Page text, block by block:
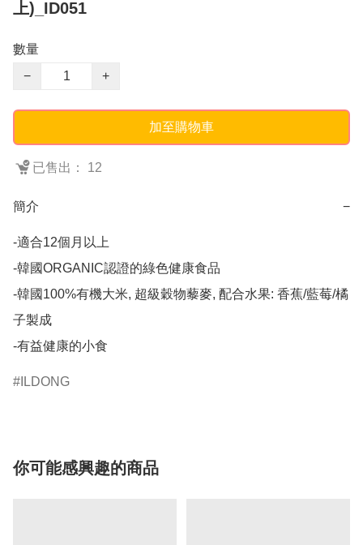
上)_ID051
數量
−
+
加至購物車
已售出： 12
簡介 −
-適合12個月以上
-韓國ORGANIC認證的綠色健康食品
-韓國100%有機大米, 超級穀物藜麥, 配合水果: 香蕉/藍莓/橘
子製成
-有益健康的小食
ILDONG
你可能感興趣的商品